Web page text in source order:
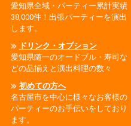
愛知県全域・パーティー累計実績
38,000件！出張パーティーを演出
します。
ドリンク・オプション
愛知県随一のオードブル・寿司な
どの品揃えと演出料理の数々
初めての方へ
名古屋市を中心に様々なお客様の
パーティーのお手伝いをしており
ます。